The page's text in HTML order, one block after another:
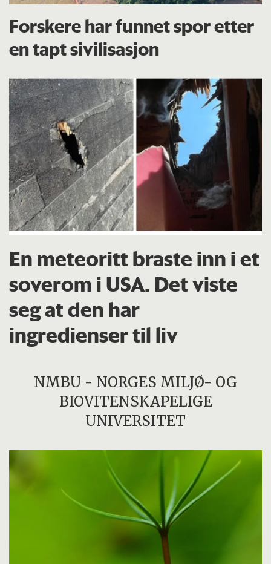
Forskere har funnet spor etter
en tapt sivilisasjon
En meteoritt braste inn i et
soverom i USA. Det viste
seg at den har
ingredienser til liv
NMBU - NORGES MILJØ- OG
BIOVITENSKAPELIGE
UNIVERSITET